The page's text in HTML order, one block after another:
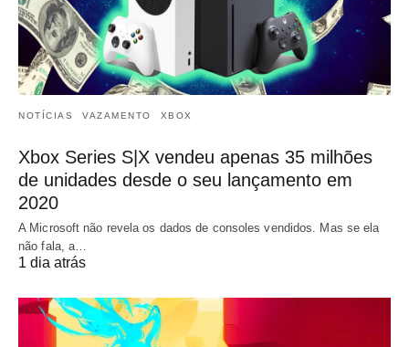
NOTÍCIAS VAZAMENTO XBOX
Xbox Series S|X vendeu apenas 35 milhões
de unidades desde o seu lançamento em
2020
A Microsoft não revela os dados de consoles vendidos. Mas se ela
não fala, a…
1 dia atrás